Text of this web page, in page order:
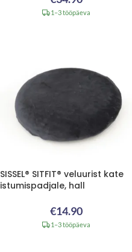
1–3 tööpäeva
SISSEL® SITFIT® veluurist kate
istumispadjale, hall
€14.90
1–3 tööpäeva